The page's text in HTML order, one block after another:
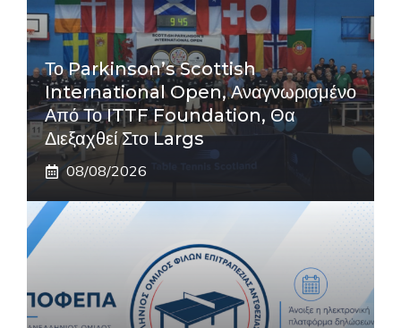
Το Parkinson’s Scottish
International Open, Αναγνωρισμένο
Από Το ITTF Foundation, Θα
Διεξαχθεί Στο Largs
08/08/2026